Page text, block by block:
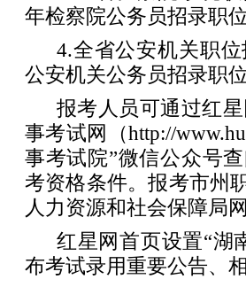
年检察院公务员招录职
4.全省公安机关职
公安机关公务员招录职
报考人员可通过红
事考试网（http://
事考试院”微信公众号
考资格条件。报考市州
人力资源和社会保障局
红星网首页设置“湖
布考试录用重要公告、